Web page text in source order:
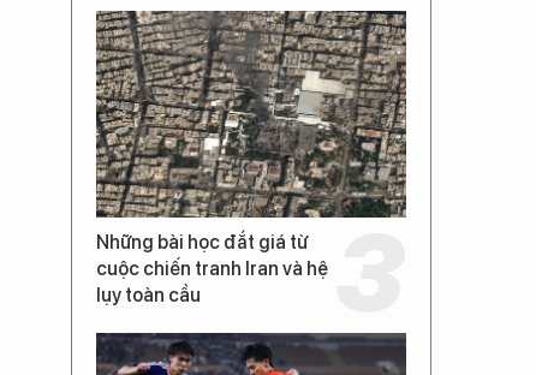
Những bài học đắt giá từ
cuộc chiến tranh Iran và hệ
lụy toàn cầu